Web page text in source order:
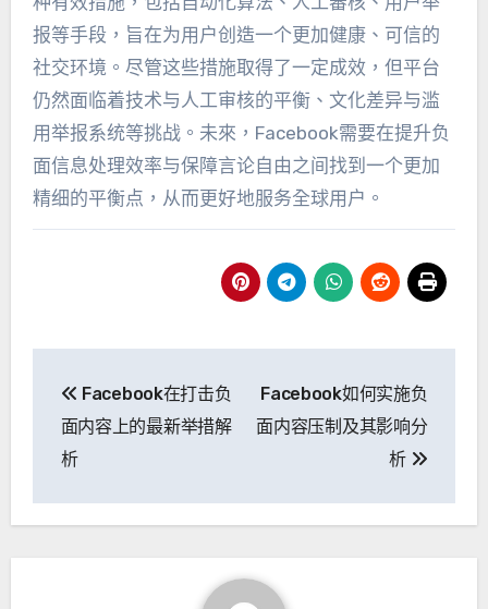
报等手段 ， 旨在为用户创造一个更加健康、 可信的
社交环境 。 尽管这些措施取得了一定成效， 但平台
仍然面临着技术与人工审核的平衡、 文化差异与滥
用举报系统等挑战。未來， Facebook需要在提升负
面信息处理效率与保障言论自由之间找到一个更加
精细的平衡点 ， 从而更好地服务全球用户 。
航
後
Facebook在打击负
面内容上的最新举措解
析
Facebook如何实施负
面内容压制及其影响分
析